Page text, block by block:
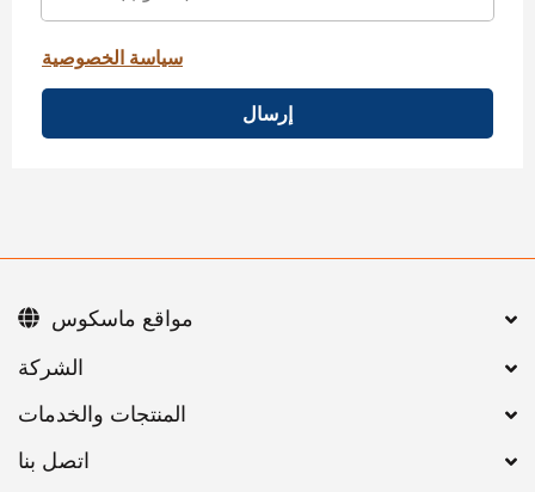
سياسة الخصوصية
إرسال
اتصل بنا
مواقع ماسكوس